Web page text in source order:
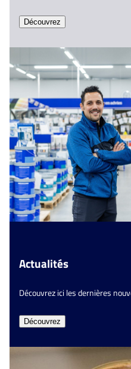
Découvrez
Actualités
Découvrez ici les dernières
Découvrez